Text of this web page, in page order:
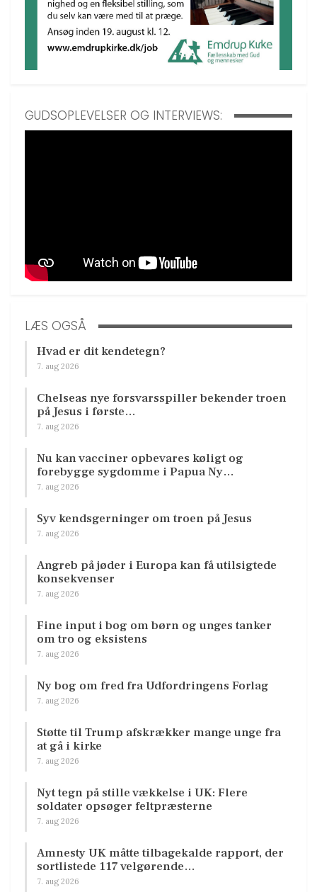
GUDSOPLEVELSER OG INTERVIEWS:
LÆS OGSÅ
Hvad er dit kendetegn?
7. aug 2026
Chelseas nye forsvarsspiller bekender troen
på Jesus i første…
7. aug 2026
Nu kan vacciner opbevares køligt og
forebygge sygdomme i Papua Ny…
7. aug 2026
Syv kendsgerninger om troen på Jesus
7. aug 2026
Angreb på jøder i Europa kan få utilsigtede
konsekvenser
7. aug 2026
Fine input i bog om børn og unges tanker
om tro og eksistens
7. aug 2026
Ny bog om fred fra Udfordringens Forlag
7. aug 2026
Støtte til Trump afskrækker mange unge fra
at gå i kirke
7. aug 2026
Nyt tegn på stille vækkelse i UK: Flere
soldater opsøger feltpræsterne
7. aug 2026
Amnesty UK måtte tilbagekalde rapport, der
sortlistede 117 velgørende…
7. aug 2026